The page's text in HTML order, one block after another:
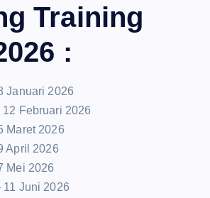
Training
:
Januari 2026
12 Februari 2026
Maret 2026
April 2026
Mei 2026
11 Juni 2026